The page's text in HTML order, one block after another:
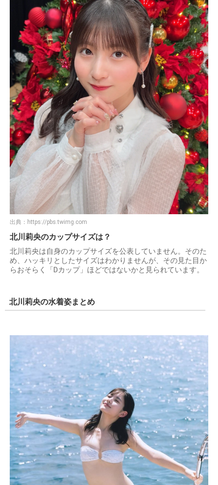
北川莉央の身長は「157㎝」。女性としては平均よりも少し
小さく、小柄な印象があります。体重については公表されて
いないものの、その身長や見た目からおそらく「40㎏台前
半」ではないかと思われます。
https://pbs.twimg.com
北川莉央のカップサイズは？
北川莉央は自身のカップサイズを公表していません。そのた
め、ハッキリとしたサイズはわかりませんが、その見た目か
らおそらく「Dカップ」ほどではないかと見られています。
北川莉央の水着姿まとめ